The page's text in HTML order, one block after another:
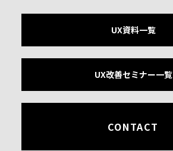
UX資料一覧
UX改善セミナー一覧
CONTACT